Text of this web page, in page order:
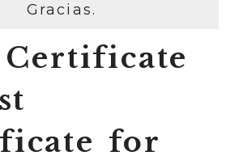
Gracias.
for